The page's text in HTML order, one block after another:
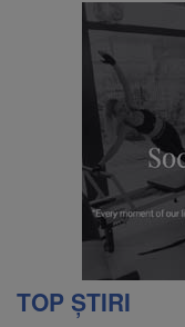
TOP ȘTIRI